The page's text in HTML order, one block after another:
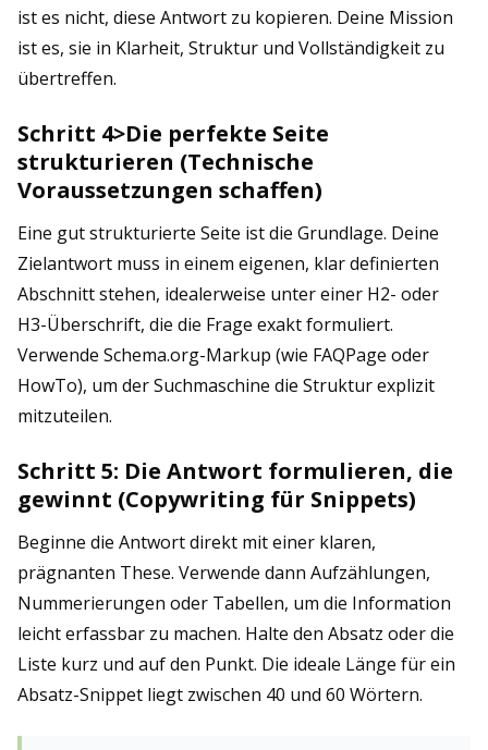
ist es nicht, diese Antwort zu kopieren. Deine Mission
ist es, sie in Klarheit, Struktur und Vollständigkeit zu
übertreffen.
Schritt 4>Die perfekte Seite
strukturieren (Technische
Voraussetzungen schaffen)
Eine gut strukturierte Seite ist die Grundlage. Deine
Zielantwort muss in einem eigenen, klar definierten
Abschnitt stehen, idealerweise unter einer H2- oder
H3-Überschrift, die die Frage exakt formuliert.
Verwende Schema.org-Markup (wie FAQPage oder
HowTo), um der Suchmaschine die Struktur explizit
mitzuteilen.
Schritt 5: Die Antwort formulieren, die
gewinnt (Copywriting für Snippets)
Beginne die Antwort direkt mit einer klaren,
prägnanten These. Verwende dann Aufzählungen,
Nummerierungen oder Tabellen, um die Information
leicht erfassbar zu machen. Halte den Absatz oder die
Liste kurz und auf den Punkt. Die ideale Länge für ein
Absatz-Snippet liegt zwischen 40 und 60 Wörtern.